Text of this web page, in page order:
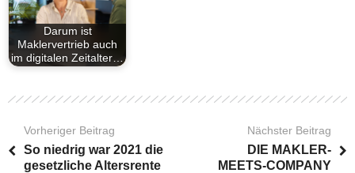
Darum ist
Maklervertrieb auch
im digitalen Zeitalter…
Vorheriger Beitrag
So niedrig war 2021 die
gesetzliche Altersrente
Nächster Beitrag
DIE MAKLER-
MEETS-COMPANY